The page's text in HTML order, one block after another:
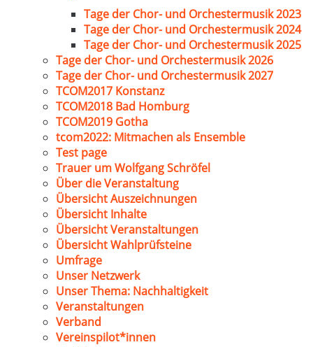
Tage der Chor- und Orchestermusik 2023
Tage der Chor- und Orchestermusik 2024
Tage der Chor- und Orchestermusik 2025
Tage der Chor- und Orchestermusik 2026
Tage der Chor- und Orchestermusik 2027
TCOM2017 Konstanz
TCOM2018 Bad Homburg
TCOM2019 Gotha
tcom2022: Mitmachen als Ensemble
Test page
Trauer um Wolfgang Schröfel
Über die Veranstaltung
Übersicht Auszeichnungen
Übersicht Inhalte
Übersicht Veranstaltungen
Übersicht Wahlprüfsteine
Umfrage
Unser Netzwerk
Unser Thema: Nachhaltigkeit
Veranstaltungen
Verband
Vereinspilot*innen